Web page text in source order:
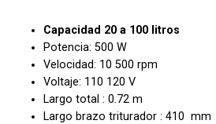
Capacidad 20 a 100 litros
Potencia: 500 W
Velocidad: 10 500 rpm
Voltaje: 110 120 V
Largo total : 0.72 m
Largo brazo triturador : 410 mm